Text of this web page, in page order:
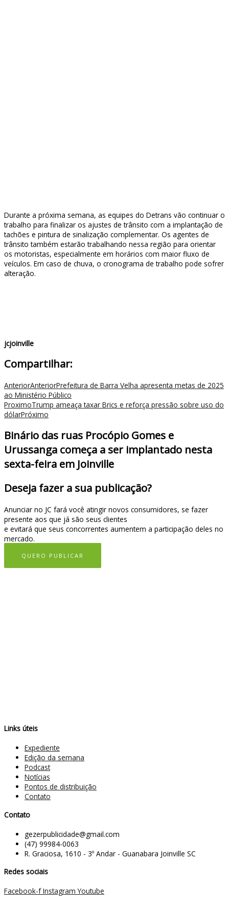
Durante a próxima semana, as equipes do Detrans vão continuar o
trabalho para finalizar os ajustes de trânsito com a implantação de
tachões e pintura de sinalização complementar. Os agentes de
trânsito também estarão trabalhando nessa região para orientar
os motoristas, especialmente em horários com maior fluxo de
veículos. Em caso de chuva, o cronograma de trabalho pode sofrer
alteração.
jcjoinville
Compartilhar:
AnteriorAnteriorPrefeitura de Barra Velha apresenta metas de 2025
ao Ministério Público
ProximoTrump ameaça taxar Brics e reforça pressão sobre uso do
dólarPróximo
Binário das ruas Procópio Gomes e
Urussanga começa a ser implantado nesta
sexta-feira em Joinville
Deseja fazer a sua publicação?
Anunciar no JC fará você atingir novos consumidores, se fazer
presente aos que já são seus clientes
e evitará que seus concorrentes aumentem a participação deles no
mercado.
QUERO PUBLICAR
Links úteis
Expediente
Edição da semana
Podcast
Notícias
Pontos de distribuição
Contato
Contato
gezerpublicidade@gmail.com
(47) 99984-0063
R. Graciosa, 1610 - 3º Andar - Guanabara Joinville SC
Redes sociais
Facebook-f Instagram Youtube